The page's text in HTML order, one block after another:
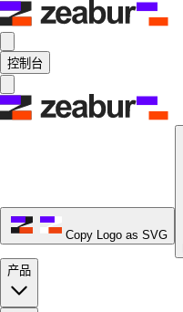
控制台
Copy Logo as SVG
产品